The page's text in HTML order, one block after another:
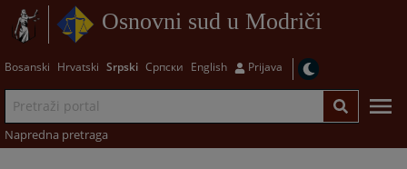
Osnovni sud u Modriči
Bosanski Hrvatski Srpski Српски English Prijava
Napredna pretraga